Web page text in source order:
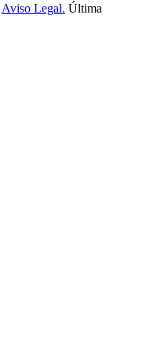
Aviso Legal. Última